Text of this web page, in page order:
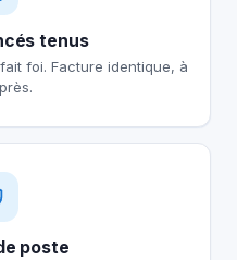
tenus
foi. Facture identique, à
poste